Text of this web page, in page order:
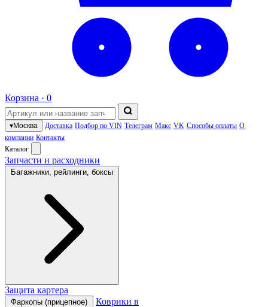
Корзина · 0
▾Москва Доставка Подбор по VIN Телеграм Макс VK Способы оплаты О
компании Контакты
Каталог
Запчасти и расходники
Багажники, рейлинги, боксы
Защита картера
Фаркопы (прицепное) Коврики в